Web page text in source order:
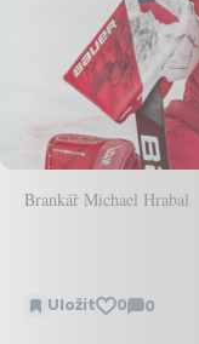
Brankář Michael Hrabal
Uložit 0 0
Zobrazit